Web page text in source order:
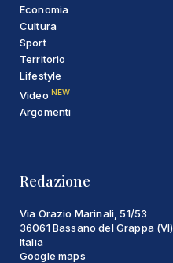
Economia
Cultura
Sport
Territorio
Lifestyle
Video NEW
Argomenti
Redazione
Via Orazio Marinali, 51/53
36061 Bassano del Grappa (VI)
Italia
Google maps